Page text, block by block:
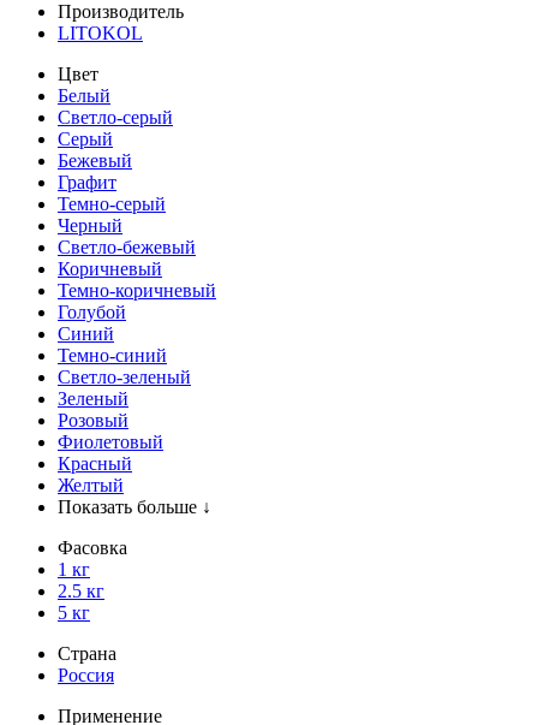
Производитель
LITOKOL
Цвет
Белый
Светло-серый
Серый
Бежевый
Графит
Темно-серый
Черный
Светло-бежевый
Коричневый
Темно-коричневый
Голубой
Синий
Темно-синий
Светло-зеленый
Зеленый
Розовый
Фиолетовый
Красный
Желтый
Показать больше ↓
Фасовка
1 кг
2.5 кг
5 кг
Страна
Россия
Применение